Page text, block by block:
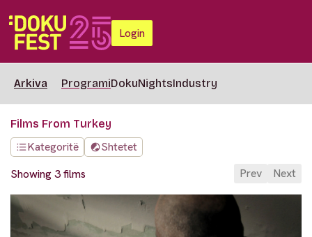
Login
Arkiva ProgramiDokuNightsIndustry
Films From Turkey
Kategoritë
Shtetet
Showing 3 films
Prev Next